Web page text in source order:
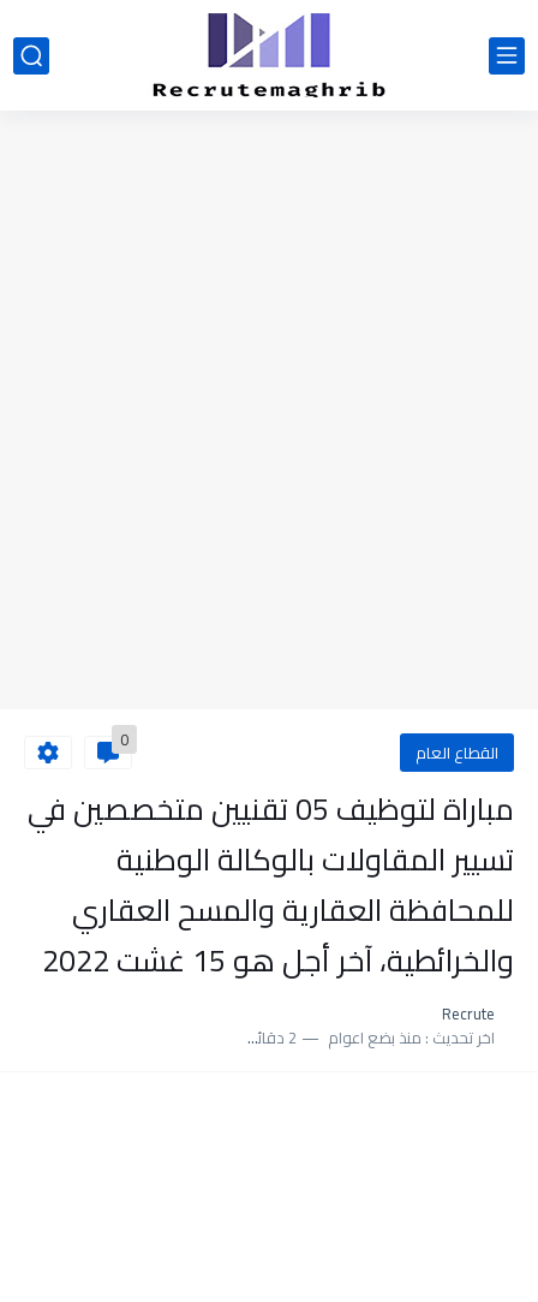
القطاع العام 0
مباراة لتوظيف 05 تقنيين متخصصين في
تسيير المقاولات بالوكالة الوطنية
للمحافظة العقارية والمسح العقاري
والخرائطية، آخر أجل هو 15 غشت 2022
Recrute
اخر تحديث : منذ بضع اعوام 2 دقائق للقراءة